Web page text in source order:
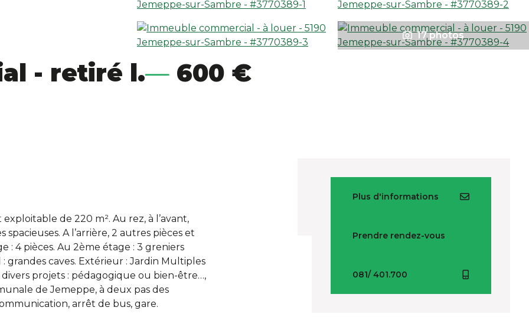
- retiré l. 600 €
17 photos
de 220 m². Au rez, à l’avant,
A l’arrière, 2 autres pièces et
4 pièces. Au 2ème étage : 3 greniers
grandes caves. Extérieur : Jardin Multiples
projets : pédagogique ou bien-être…,
de Jemeppe, à deux pas des
arrêt de bus, gare.
Plus d'informations
Prendre rendez-vous
081/ 401.700